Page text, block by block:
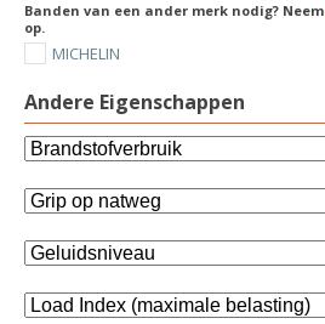
Banden van een ander merk nodig? Neem
op.
MICHELIN
Andere Eigenschappen